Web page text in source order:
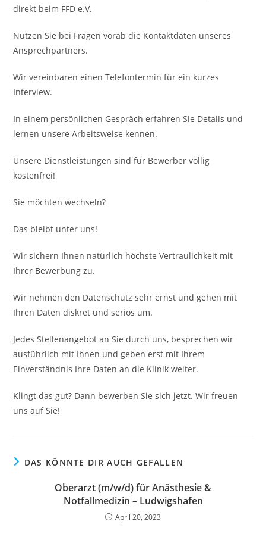
direkt beim FFD e.V.
Nutzen Sie bei Fragen vorab die Kontaktdaten unseres
Ansprechpartners.
Wir vereinbaren einen Telefontermin für ein kurzes
Interview.
In einem persönlichen Gespräch erfahren Sie Details und
lernen unsere Arbeitsweise kennen.
Unsere Dienstleistungen sind für Bewerber völlig
kostenfrei!
Sie möchten wechseln?
Das bleibt unter uns!
Wir sichern Ihnen natürlich höchste Vertraulichkeit mit
Ihrer Bewerbung zu.
Wir nehmen den Datenschutz sehr ernst und gehen mit
Ihren Daten diskret und seriös um.
Jedes Stellenangebot an Sie durch uns, besprechen wir
ausführlich mit Ihnen und geben erst mit Ihrem
Einverständnis Ihre Daten an die Klinik weiter.
Klingt das gut? Dann bewerben Sie sich jetzt. Wir freuen
uns auf Sie!
DAS KÖNNTE DIR AUCH GEFALLEN
Oberarzt (m/w/d) für Anästhesie &
Notfallmedizin – Ludwigshafen
April 20, 2023